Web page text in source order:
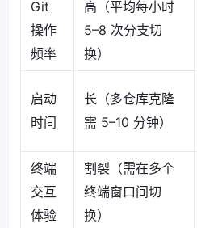
Git
操作
频率
高（平均每小时
5–8 次分支切
换）
启动
时间
长（多仓库克隆
需 5–10 分钟）
终端
交互
体验
割裂（需在多个
终端窗口间切
换）